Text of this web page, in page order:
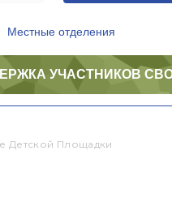
Местные отделения
УЧАСТНИКОВ
Детской Площадки